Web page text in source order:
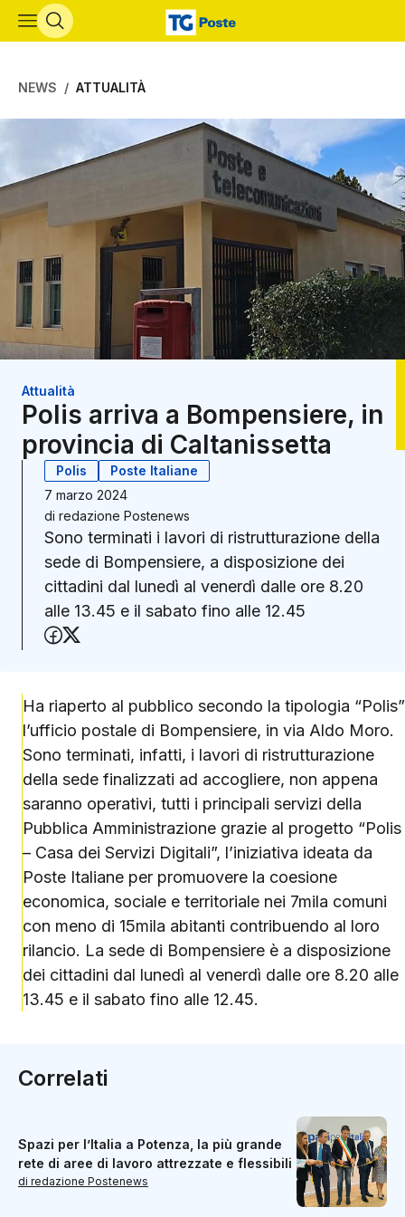
Vai al contenuto principale
NEWS ATTUALITÀ
Attualità
Polis arriva a Bompensiere, in
provincia di Caltanissetta
Polis
Poste Italiane
7 marzo 2024
di redazione Postenews
Sono terminati i lavori di ristrutturazione della
sede di Bompensiere, a disposizione dei
cittadini dal lunedì al venerdì dalle ore 8.20
alle 13.45 e il sabato fino alle 12.45
Condividi su Facebook
Ha riaperto al pubblico secondo la tipologia “Polis”
l’ufficio postale di Bompensiere, in via Aldo Moro.
Sono terminati, infatti, i lavori di ristrutturazione
della sede finalizzati ad accogliere, non appena
saranno operativi, tutti i principali servizi della
Pubblica Amministrazione grazie al progetto “Polis
– Casa dei Servizi Digitali”, l’iniziativa ideata da
Poste Italiane per promuovere la coesione
economica, sociale e territoriale nei 7mila comuni
con meno di 15mila abitanti contribuendo al loro
rilancio. La sede di Bompensiere è a disposizione
dei cittadini dal lunedì al venerdì dalle ore 8.20 alle
13.45 e il sabato fino alle 12.45.
Correlati
Spazi per l’Italia a Potenza, la più grande
rete di aree di lavoro attrezzate e flessibili
di redazione Postenews